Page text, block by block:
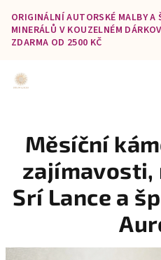
obsah
ORIGINÁLNÍ AUTORSKÉ MALBY A
MINERÁLŮ V KOUZELNÉM
ZDARMA OD 2500 KČ
Měsíční
zajímavosti,
Srí Lance a